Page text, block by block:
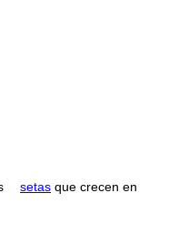
setas que crecen en